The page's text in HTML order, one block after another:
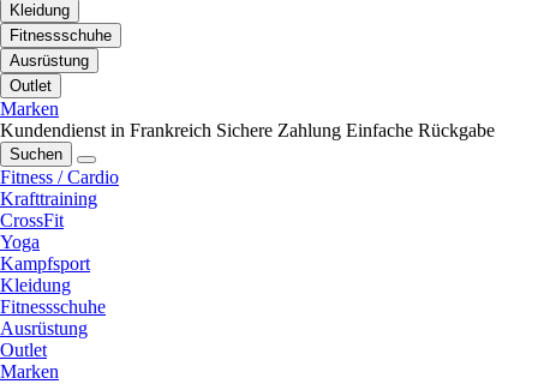
Kleidung
Fitnessschuhe
Ausrüstung
Outlet
Marken
Kundendienst in Frankreich Sichere Zahlung Einfache Rückgabe
Suchen
Fitness / Cardio
Krafttraining
CrossFit
Yoga
Kampfsport
Kleidung
Fitnessschuhe
Ausrüstung
Outlet
Marken